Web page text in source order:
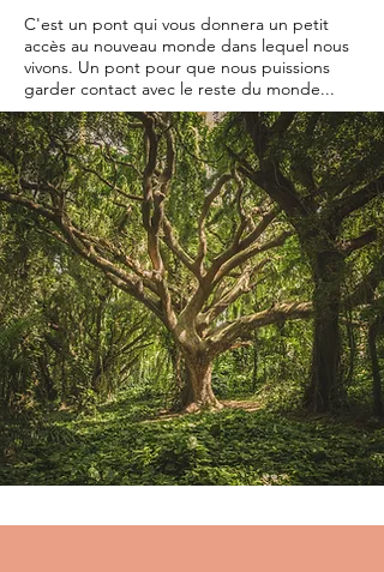
C'est un pont qui vous donnera un petit
accès au nouveau monde dans lequel nous
vivons. Un pont pour que nous puissions
garder contact avec le reste du monde...